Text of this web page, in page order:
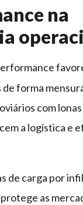
na
forma
com
a logística e
de carga por
as